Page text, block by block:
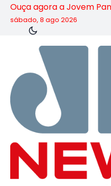
Ouça agora a Jovem
sábado, 8 ago 2026